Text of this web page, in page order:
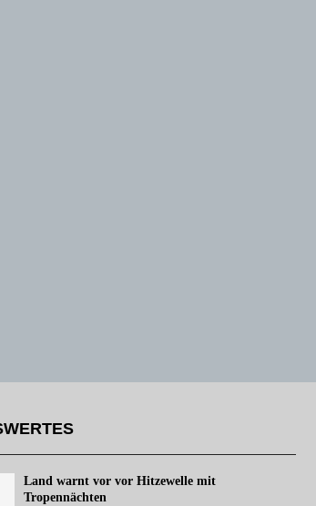
Land warnt vor vor Hitzewelle mit
Tropennächten